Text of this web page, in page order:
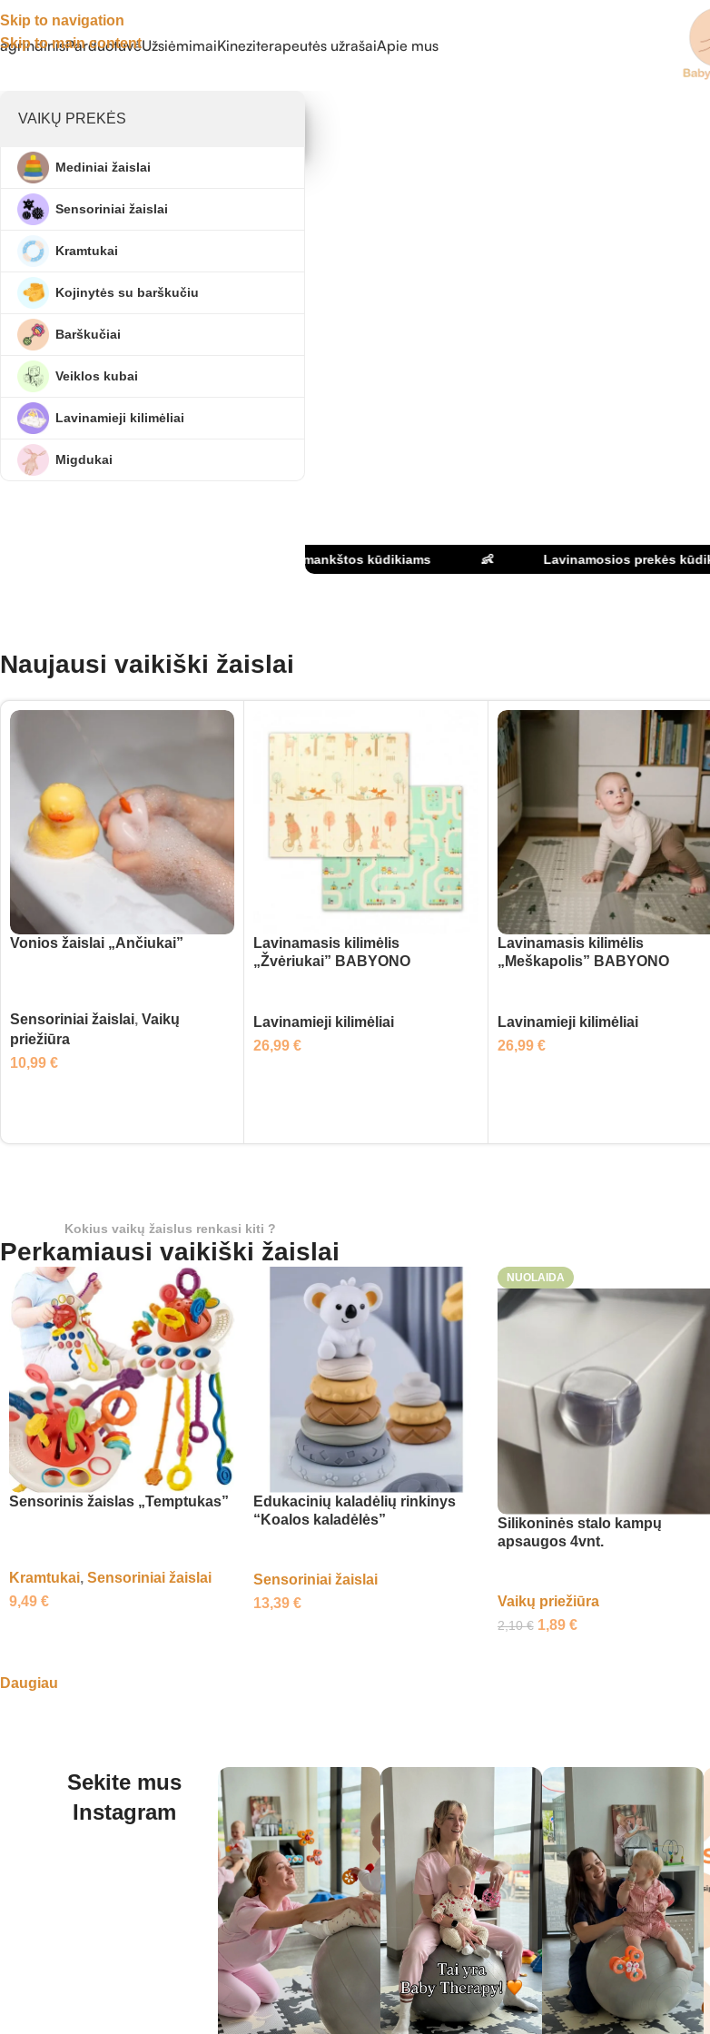
Skip to navigation
Skip to main content
ParduotuvėUžsiėmimaiKineziterapeutės užrašaiApie mus
VAIKŲ PREKĖS
Mediniai žaislai
Sensoriniai žaislai
Kramtukai
Kojinytės su barškučiu
Barškučiai
Veiklos kubai
Lavinamieji kilimėliai
Migdukai
Kineziterapinės mankštos kūdikiams Lavinamosios prekės kūdikiams
Naujausi vaikiški žaislai
Vonios žaislai „Ančiukai”
Sensoriniai žaislai, Vaikų
priežiūra
10,99 €
Lavinamasis kilimėlis
„Žvėriukai” BABYONO
Lavinamieji kilimėliai
26,99€
Lavinamasis kilimėlis
„Meškapolis” BABYONO
Lavinamieji kilimėliai
26,99 €
Kokius vaikų žaislus renkasi kiti ?
Perkamiausi vaikiški žaislai
Sensorinis žaislas „Temptukas”
Kramtukai, Sensoriniai žaislai
9,49 €
Edukacinių kaladėlių rinkinys
“Koalos kaladėlės”
Sensoriniai žaislai
13,39 €
NUOLAIDA
Silikoninės stalo kampų
apsaugos 4vnt.
Vaikų priežiūra
2,10€ 1,89 €
Daugiau
Sekite mus
Instagram